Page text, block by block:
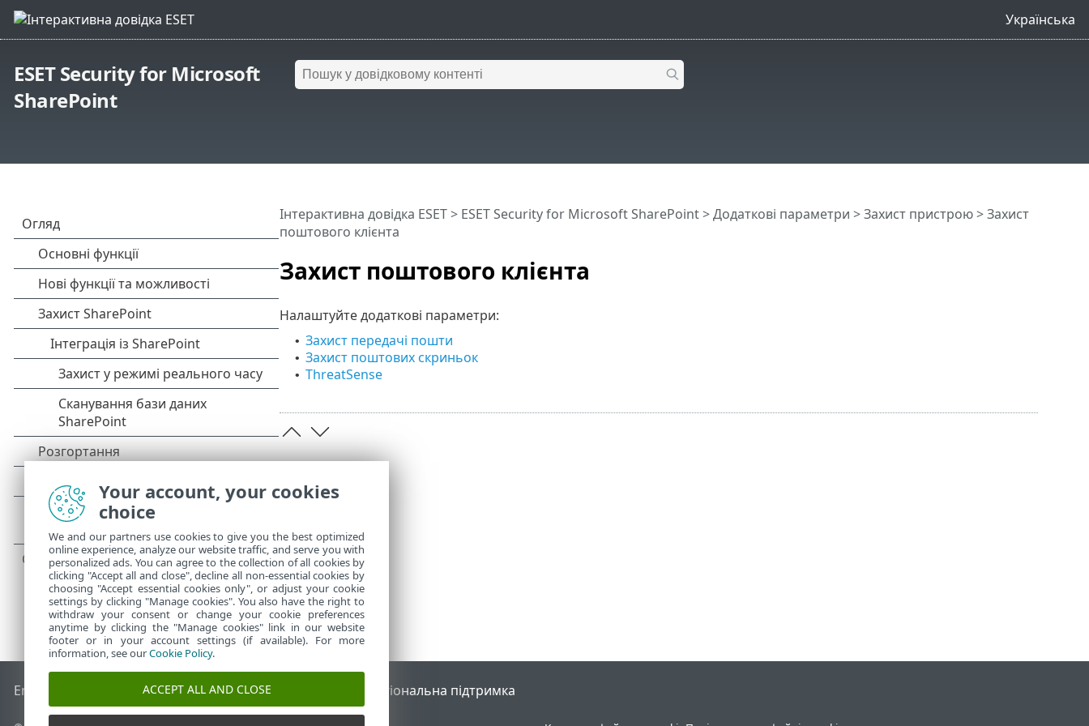
Українська
ESET Security for Microsoft
SharePoint
Захист поштового клієнта
Інтерактивна довідка ESET> ESET Security for Microsoft SharePoint>Додаткові параметри >Захист пристрою> Захист
поштового клієнта
Налаштуйте додаткові параметри:
• Захист передачі пошти
• Захист поштових скриньок
• ThreatSense
End of Life База знань ESETФорум ESETESET Status Portal Регіональна підтримка
Your account, your cookies
choice
We and our partners use cookies to give you the best optimized
online experience, analyze our website traffic, and serve you with
personalized ads. You can agree to the collection of all cookies by
clicking "Accept all and close", decline all non-essential cookies by
choosing "Accept essential cookies only", or adjust your cookie
settings by clicking "Manage cookies". You also have the right to
withdraw your consent or change your cookie preferences
anytime by clicking the "Manage cookies" link in our website
footer or in your account settings (if available). For more
information, see ourCookie Policy.
ACCEPT ALL AND CLOSE